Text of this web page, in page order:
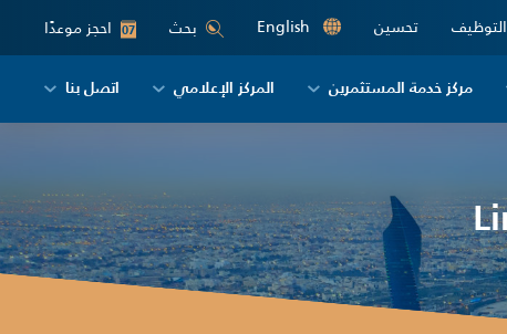
التوظيف تحسين English بحث 07 احجز موعدًا
مركز خدمة المستثمرين المركز الإعلامي اتصل بنا